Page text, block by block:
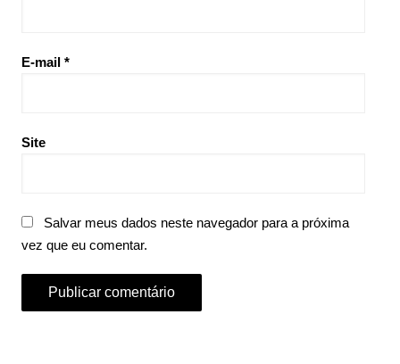
E-mail *
Site
Salvar meus dados neste navegador para a próxima
vez que eu comentar.